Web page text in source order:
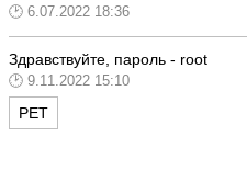
6.07.2022 18:36
Здравствуйте, пароль - root
9.11.2022 15:10
РЕТ